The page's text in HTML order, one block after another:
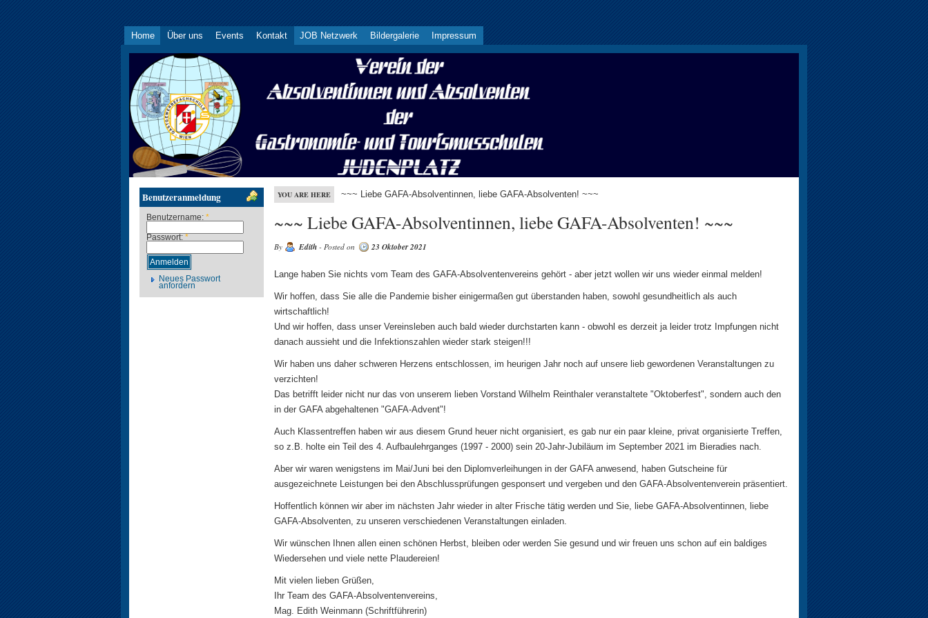
Home Über uns Events Kontakt JOB Netzwerk Bildergalerie Impressum
Benutzeranmeldung
Benutzername: *
Passwort: *
Neues Passwort
anfordern
YOU ARE HERE ~~~ Liebe GAFA-Absolventinnen, liebe GAFA-Absolventen! ~~~
~~~ Liebe GAFA-Absolventinnen, liebe GAFA-Absolventen! ~~~
By Edith - Posted on 23 Oktober 2021
Lange haben Sie nichts vom Team des GAFA-Absolventenvereins gehört - aber jetzt wollen wir uns wieder einmal melden!
Wir hoffen, dass Sie alle die Pandemie bisher einigermaßen gut überstanden haben, sowohl gesundheitlich als auch
wirtschaftlich!
Und wir hoffen, dass unser Vereinsleben auch bald wieder durchstarten kann - obwohl es derzeit ja leider trotz Impfungen nicht
danach aussieht und die Infektionszahlen wieder stark steigen!!!
Wir haben uns daher schweren Herzens entschlossen, im heurigen Jahr noch auf unsere lieb gewordenen Veranstaltungen zu
verzichten!
Das betrifft leider nicht nur das von unserem lieben Vorstand Wilhelm Reinthaler veranstaltete "Oktoberfest", sondern auch den
in der GAFA abgehaltenen "GAFA-Advent"!
Auch Klassentreffen haben wir aus diesem Grund heuer nicht organisiert, es gab nur ein paar kleine, privat organisierte Treffen,
so z.B. holte ein Teil des 4. Aufbaulehrganges (1997 - 2000) sein 20-Jahr-Jubiläum im September 2021 im Bieradies nach.
Aber wir waren wenigstens im Mai/Juni bei den Diplomverleihungen in der GAFA anwesend, haben Gutscheine für
ausgezeichnete Leistungen bei den Abschlussprüfungen gesponsert und vergeben und den GAFA-Absolventenverein präsentiert.
Hoffentlich können wir aber im nächsten Jahr wieder in alter Frische tätig werden und Sie, liebe GAFA-Absolventinnen, liebe
GAFA-Absolventen, zu unseren verschiedenen Veranstaltungen einladen.
Wir wünschen Ihnen allen einen schönen Herbst, bleiben oder werden Sie gesund und wir freuen uns schon auf ein baldiges
Wiedersehen und viele nette Plaudereien!
Mit vielen lieben Grüßen,
Ihr Team des GAFA-Absolventenvereins,
Mag. Edith Weinmann (Schriftführerin)